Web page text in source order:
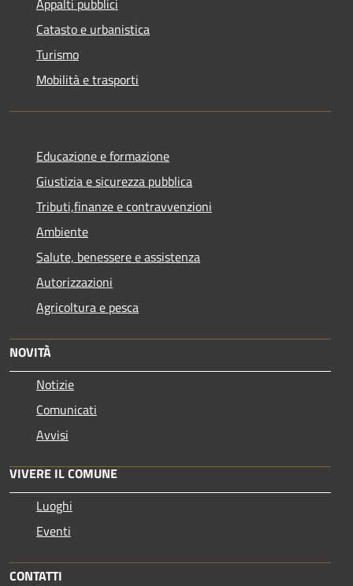
Appalti pubblici
Catasto e urbanistica
Turismo
Mobilità e trasporti
Educazione e formazione
Giustizia e sicurezza pubblica
Tributi,finanze e contravvenzioni
Ambiente
Salute, benessere e assistenza
Autorizzazioni
Agricoltura e pesca
NOVITÀ
Notizie
Comunicati
Avvisi
VIVERE IL COMUNE
Luoghi
Eventi
CONTATTI